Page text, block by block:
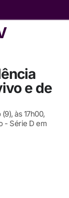
e de
às 17h00,
- Série D em